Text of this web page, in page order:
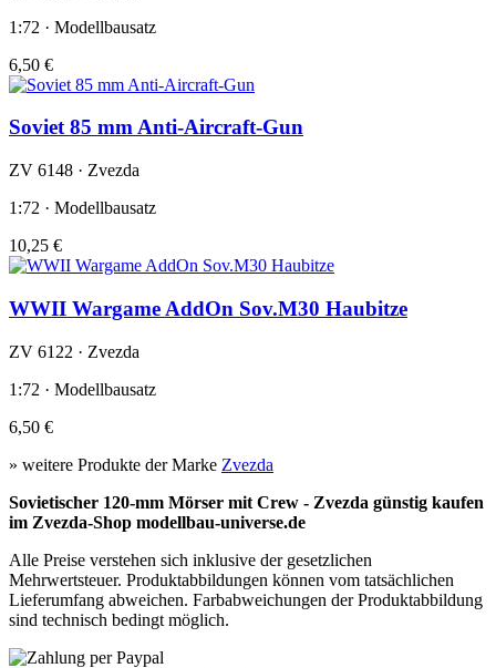
1:72 · Modellbausatz
6,50 €
Soviet 85 mm Anti-Aircraft-Gun
ZV 6148 · Zvezda
1:72 · Modellbausatz
10,25 €
WWII Wargame AddOn Sov.M30 Haubitze
ZV 6122 · Zvezda
1:72 · Modellbausatz
6,50 €
» weitere Produkte der Marke Zvezda
Sovietischer 120-mm Mörser mit Crew - Zvezda günstig kaufen
im Zvezda-Shop modellbau-universe.de
Alle Preise verstehen sich inklusive der gesetzlichen
Mehrwertsteuer. Produktabbildungen können vom tatsächlichen
Lieferumfang abweichen. Farbabweichungen der Produktabbildung
sind technisch bedingt möglich.